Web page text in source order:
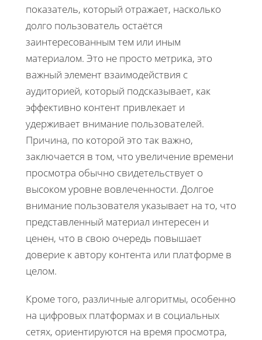
показатель, который отражает, насколько
долго пользователь остаётся
заинтересованным тем или иным
материалом. Это не просто метрика, это
важный элемент взаимодействия с
аудиторией, который подсказывает, как
эффективно контент привлекает и
удерживает внимание пользователей.
Причина, по которой это так важно,
заключается в том, что увеличение времени
просмотра обычно свидетельствует о
высоком уровне вовлеченности. Долгое
внимание пользователя указывает на то, что
представленный материал интересен и
ценен, что в свою очередь повышает
доверие к автору контента или платформе в
целом.
Кроме того, различные алгоритмы, особенно
на цифровых платформах и в социальных
сетях, ориентируются на время просмотра,